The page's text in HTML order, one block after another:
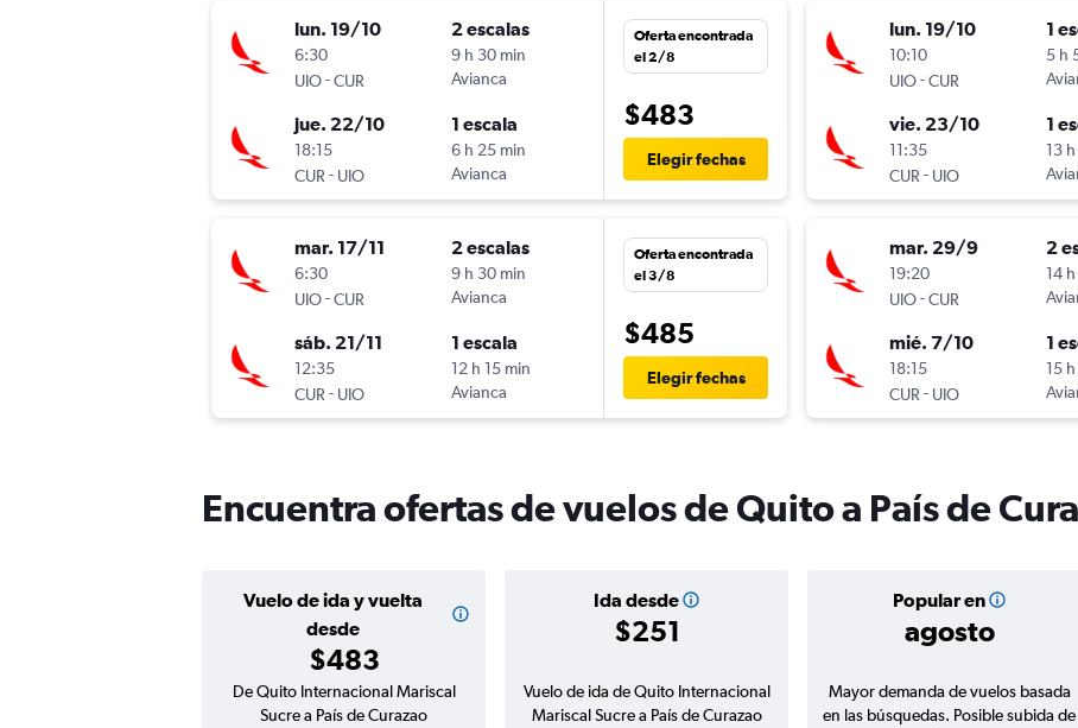
lun. 19/10
6:30
UIO-CUR
2 escalas
9 h 30 min
Avianca
jue. 22/10
18:15
CUR - UIO
1 escala
6 h 25 min
Avianca
Oferta encontrada
el 2/8
$483
Elegir fechas
mar. 17/11
6:30
UIO-CUR
2 escalas
9 h 30 min
Avianca
sáb. 21/11
12:35
CUR - UIO
1 escala
12 h 15 min
Avianca
Oferta encontrada
el 3/8
$485
Elegir fechas
lun. 19/10
10:10
UIO-CUR
1
5 h
vie. 23/10
11:35
CUR - UIO
1
13
mar. 29/9
19:20
UIO-CUR
2
14
mié. 7/10
18:15
CUR - UIO
1
15
Encuentra ofertas de vuelos de Quito a País de
Vuelo de ida y vuelta
desde
$483
Ida desde
$251
Popular en
agosto
De Quito Internacional Mariscal
Sucre a País de Curazao
Vuelo de ida de Quito Internacional
Mariscal Sucre a País de Curazao
Mayor demanda de vuelos basada
en las búsquedas. Posible subida de